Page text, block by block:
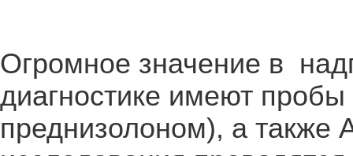
Огромное значение в
диагностике имеют
преднизолоном), а также